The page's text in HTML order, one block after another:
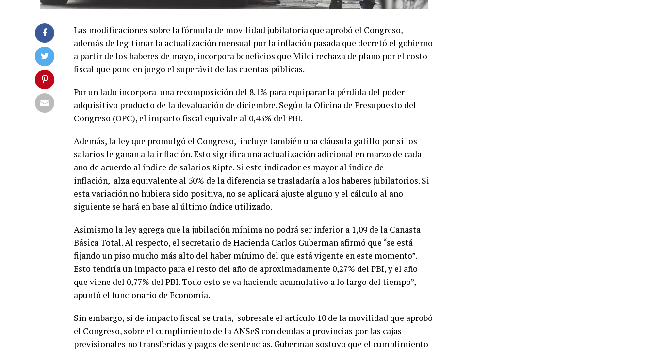
Las modificaciones sobre la fórmula de movilidad jubilatoria que aprobó el Congreso,
además de legitimar la actualización mensual por la inflación pasada que decretó el gobierno
a partir de los haberes de mayo, incorpora beneficios que Milei rechaza de plano por el costo
fiscal que pone en juego el superávit de las cuentas públicas.
Por un lado incorpora una recomposición del 8.1% para equiparar la pérdida del poder
adquisitivo producto de la devaluación de diciembre. Según la Oficina de Presupuesto del
Congreso (OPC), el impacto fiscal equivale al 0,43% del PBI.
Además, la ley que promulgó el Congreso, incluye también una cláusula gatillo por si los
salarios le ganan a la inflación. Esto significa una actualización adicional en marzo de cada
año de acuerdo al índice de salarios Ripte. Si este indicador es mayor al índice de
inflación, alza equivalente al 50% de la diferencia se trasladaría a los haberes jubilatorios. Si
esta variación no hubiera sido positiva, no se aplicará ajuste alguno y el cálculo al año
siguiente se hará en base al último índice utilizado.
Asimismo la ley agrega que la jubilación mínima no podrá ser inferior a 1,09 de la Canasta
Básica Total. Al respecto, el secretario de Hacienda Carlos Guberman afirmó que “se está
fijando un piso mucho más alto del haber mínimo del que está vigente en este momento”.
Esto tendría un impacto para el resto del año de aproximadamente 0,27% del PBI, y el año
que viene del 0,77% del PBI. Todo esto se va haciendo acumulativo a lo largo del tiempo”,
apuntó el funcionario de Economía.
Sin embargo, si de impacto fiscal se trata, sobresale el artículo 10 de la movilidad que aprobó
el Congreso, sobre el cumplimiento de la ANSeS con deudas a provincias por las cajas
previsionales no transferidas y pagos de sentencias. Guberman sostuvo que el cumplimiento